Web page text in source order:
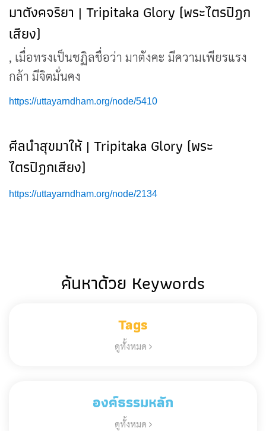
มาตังคจริยา | Tripitaka Glory (พระไตรปิฎก
เสียง)
, เมื่อทรงเป็นชฏิลชื่อว่า มาตังคะ มีความเพียรแรง
กล้า มีจิตมั่นคง
https://uttayarndham.org/node/5410
ศีลนำสุขมาให้ | Tripitaka Glory (พระ
ไตรปิฎกเสียง)
https://uttayarndham.org/node/2134
ค้นหาด้วย Keywords
Tags
ดูทั้งหมด
องค์ธรรมหลัก
ดูทั้งหมด